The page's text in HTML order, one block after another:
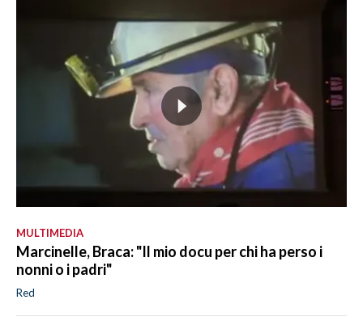
MULTIMEDIA
Marcinelle, Braca: "Il mio docu per chi ha perso i
nonni o i padri"
Red